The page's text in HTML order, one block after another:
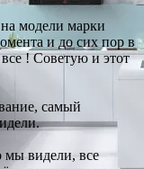
модели марки
и до сих пор в
! Советую и этот
самый
мы видели, все